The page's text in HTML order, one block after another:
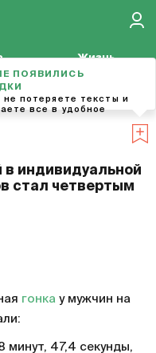
Жизнь
Футбол
в индивидуальной
стал четвертым
гонка у мужчин на
47,4 секунды,
ПОЯВИЛИСЬ
не потеряете тексты и
все в удобное